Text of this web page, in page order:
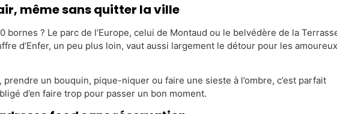
même sans quitter la ville
bornes ? Le parc de l’Europe, celui de Montaud ou le belvédère de la
d’Enfer, un peu plus loin, vaut aussi largement le détour pour les amoureux
prendre un bouquin, pique-niquer ou faire une sieste à l’ombre, c’est parfait
d’en faire trop pour passer un bon moment.